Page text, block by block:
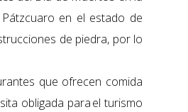
en el estado de
de piedra, por lo
que ofrecen comida
obligada parael turismo